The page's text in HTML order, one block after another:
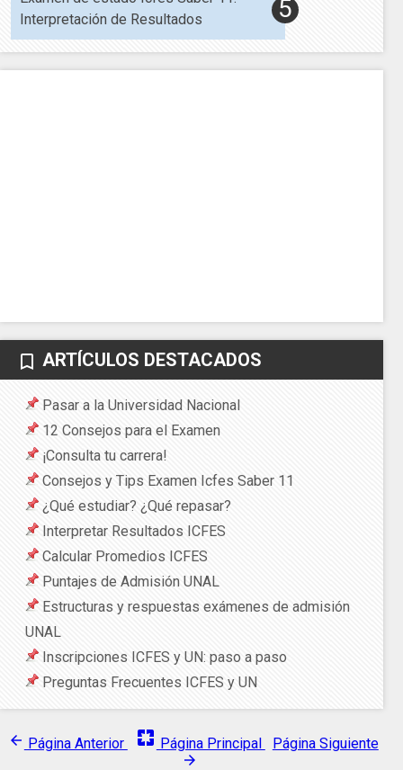
Interpretación de Resultados
bookmark_border ARTÍCULOS DESTACADOS
Pasar a la Universidad Nacional
12 Consejos para el Examen
¡Consulta tu carrera!
Consejos y Tips Examen Icfes Saber 11
¿Qué estudiar? ¿Qué repasar?
Interpretar Resultados ICFES
Calcular Promedios ICFES
Puntajes de Admisión UNAL
Estructuras y respuestas exámenes de admisión
UNAL
Inscripciones ICFES y UN: paso a paso
Preguntas Frecuentes ICFES y UN
arrow_back Página Anterior pages Página Principal Página Siguiente
arrow_forward